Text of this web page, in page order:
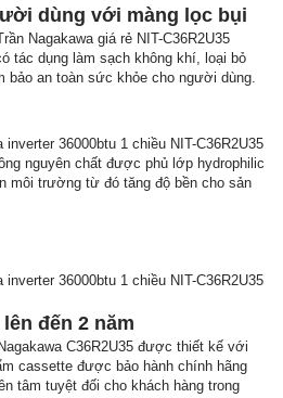
dùng với màng lọc bụi
Nagakawa giá rẻ NIT-C36R2U35
tác dụng làm sạch không khí, loại bỏ
bảo an toàn sức khỏe cho người dùng.
inverter 36000btu 1 chiều NIT-C36R2U35
nguyên chất được phủ lớp hydrophilic
môi trường từ đó tăng độ bền cho sản
inverter 36000btu 1 chiều NIT-C36R2U35
đến 2 năm
C36R2U35 được thiết kế với
cassette được bảo hành chính hãng
tâm tuyệt đối cho khách hàng trong